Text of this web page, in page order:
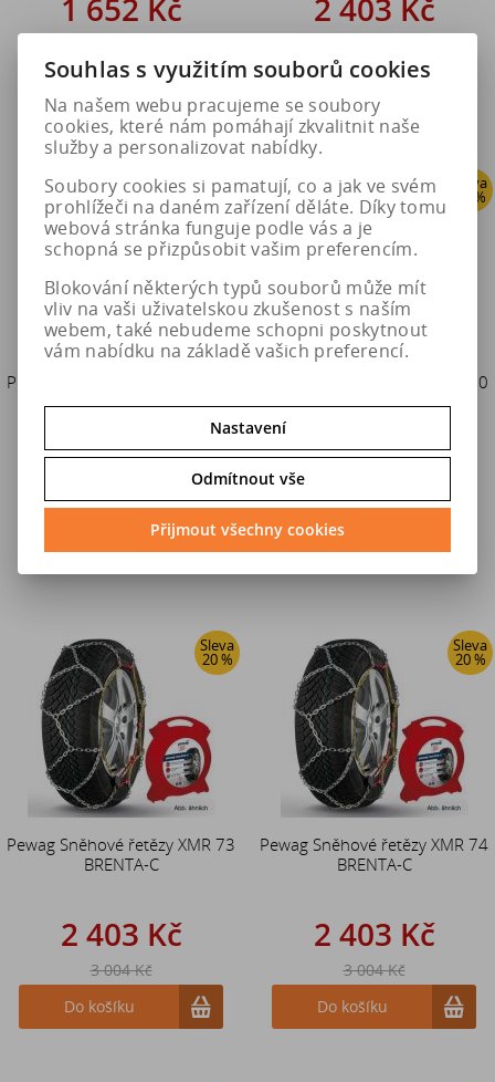
1 652 Kč
Do košíku
2 403 Kč
Do košíku
Sleva
20 %
Pewag Sněhové řetězy XMR 69
BRENTA-C
2 403 Kč
3 004 Kč
Sleva
20 %
Pewag Sněhové řetězy XMR 70
BRENTA-C
2 403 Kč
3 004 Kč
Sleva
20 %
Pewag Sněhové řetězy XMR 73
BRENTA-C
2 403 Kč
3 004 Kč
Do košíku
Sleva
20 %
Pewag Sněhové řetězy XMR 74
BRENTA-C
2 403 Kč
3 004 Kč
Do košíku
Souhlas s využitím souborů cookies
Na našem webu pracujeme se soubory
cookies, které nám pomáhají zkvalitnit naše
služby a personalizovat nabídky.
Soubory cookies si pamatují, co a jak ve svém
prohlížeči na daném zařízení děláte. Díky tomu
webová stránka funguje podle vás a je
schopná se přizpůsobit vašim preferencím.
Blokování některých typů souborů může mít
vliv na vaši uživatelskou zkušenost s naším
webem, také nebudeme schopni poskytnout
vám nabídku na základě vašich preferencí.
Nastavení
Odmítnout vše
Přijmout všechny cookies